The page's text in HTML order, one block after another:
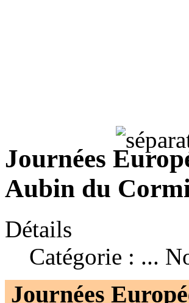
Journées
Aubin du
Détails
Catégorie : ...
Journées